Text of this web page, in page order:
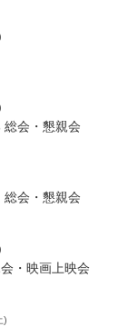
総会・懇親会
総会・懇親会
・映画上映会
)